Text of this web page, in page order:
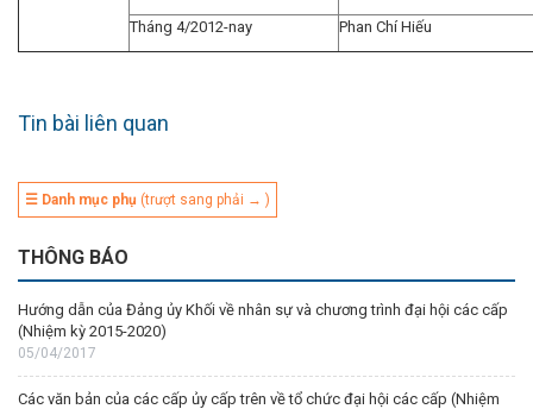
Tháng 4/2012-nay Phan Chí Hiếu
Tin bài liên quan
☰ Danh mục phụ (trượt sang phải → )
THÔNG BÁO
Hướng dẫn của Đảng ủy Khối về nhân sự và chương trình đại hội các cấp
(Nhiệm kỳ 2015-2020)
05/04/2017
Các văn bản của các cấp ủy cấp trên về tổ chức đại hội các cấp (Nhiệm